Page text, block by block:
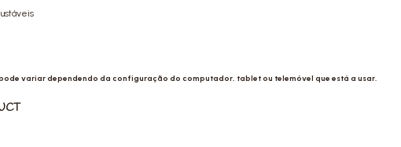
variar dependendo da configuração do computador, tablet ou telemóvel que está a usar.